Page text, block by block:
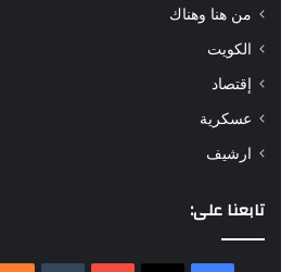
من هنا وهناك
الكويت
إقتصاد
عسكرية
ارشيف
تابعنا على: